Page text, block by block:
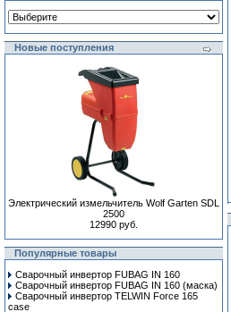
Новые поступления
Электрический измельчитель Wolf Garten SDL
2500
12990 руб.
Популярные товары
Сварочный инвертор FUBAG IN 160
Сварочный инвертор FUBAG IN 160 (маска)
Сварочный инвертор TELWIN Force 165
case